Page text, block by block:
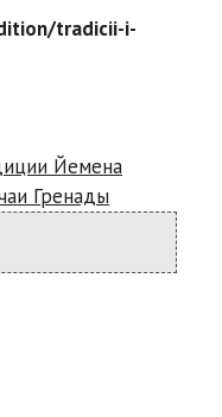
tradicii-i-
Йемена
Гренады